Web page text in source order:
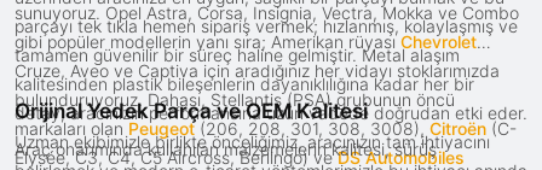
parçayı tek tıkla hemen sipariş vermek; hızlanmış, kolaylaşmış ve
tamamen güvenilir bir süreç haline gelmiştir. Metal alaşım
kalitesinden plastik bileşenlerin dayanıklılığına kadar her bir
detay, aracınızın performansına uzun vadede doğrudan etki eder.
Uzman ekibimizle birlikte önceliğimiz, aracınızın tam ihtiyacını
sunuyoruz. Opel Astra, Corsa, Insignia, Vectra, Mokka ve Combo
gibi popüler modellerin yanı sıra; Amerikan rüyasıChevrolet
Cruze, Aveo ve Captiva için aradığınız her vidayı stoklarımızda
bulunduruyoruz. Dahası, Stellantis (PSA) grubunun öncü
markaları olan Peugeot(206, 208, 301, 308, 3008), Citroën (C-
Elysée, C3, C4, C5 Aircross, Berlingo) veDS Automobiles
Orijinal Yedek Parça ve OEM Kalitesi
Araç onarımında kullanılan malzemelerin kalitesi, sürüş